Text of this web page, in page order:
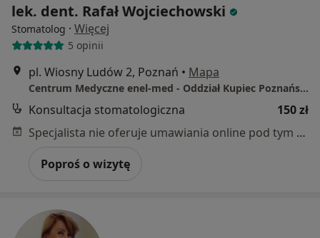
lek. dent. Rafał Wojciechowski
Stomatolog · Więcej
5 opinii
pl. Wiosny Ludów 2, Poznań • Mapa
Centrum Medyczne enel-med - Oddział Kupiec Poznański
Konsultacja stomatologiczna
150 zł
Specjalista nie oferuje umawiania online pod tym adresem.
Poproś o wizytę